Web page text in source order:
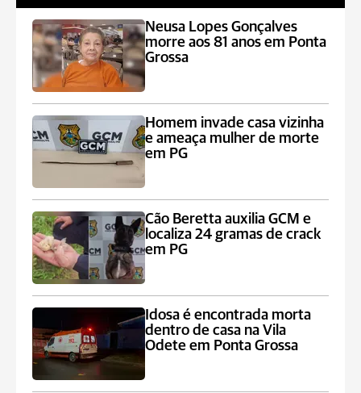
Neusa Lopes Gonçalves
morre aos 81 anos em Ponta
Grossa
Homem invade casa vizinha
e ameaça mulher de morte
em PG
Cão Beretta auxilia GCM e
localiza 24 gramas de crack
em PG
Idosa é encontrada morta
dentro de casa na Vila
Odete em Ponta Grossa